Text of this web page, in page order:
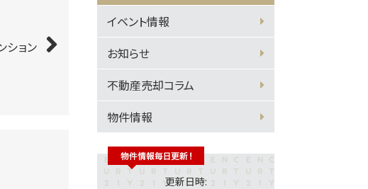
ション
イベント情報
お知らせ
不動産売却コラム
物件情報
更新日時: